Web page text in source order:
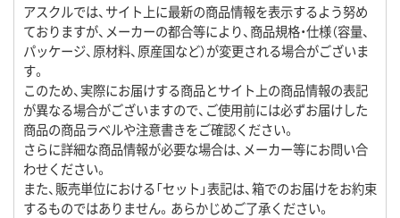
アスクルでは、サイト上に最新の商品情報を表示するよう努め
ておりますが、メーカーの都合等により、商品規格・仕様（容量、
パッケージ、原材料、原産国など）が変更される場合がございま
す。
このため、実際にお届けする商品とサイト上の商品情報の表記
が異なる場合がございますので、ご使用前には必ずお届けした
商品の商品ラベルや注意書きをご確認ください。
さらに詳細な商品情報が必要な場合は、メーカー等にお問い合
わせください。
また、販売単位における「セット」表記は、箱でのお届けをお約束
するものではありません。あらかじめご了承ください。